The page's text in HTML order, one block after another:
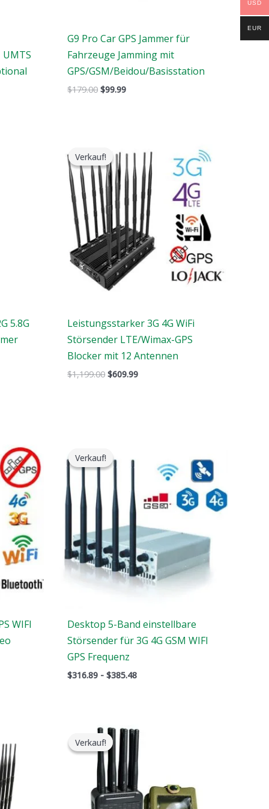
UMTS
G9 Pro Car GPS Jammer für
Fahrzeuge Jamming mit
GPS/GSM/Beidou/Basisstation
$179.00 $99.99
5.8G
Verkauf!
Verkauf!
Leistungsstarker 3G 4G WiFi
Störsender LTE/Wimax-GPS
Blocker mit 12 Antennen
$1,199.00
ursprüngliche
Preis
war:
$1,199.00.
$609.99
aktuelle
Preis
ist:
$609.99.
WIFI
Verkauf!
Verkauf!
Desktop 5-Band einstellbare
Störsender für 3G 4G GSM WIFI
GPS Frequenz
$316.89 - $385.48
$385.48
Verkauf!
Verkauf!
Der
ursprüngliche
Preis
war:
$769.00.
aktuelle
Preis
ist:
$426.69.
USD
EUR